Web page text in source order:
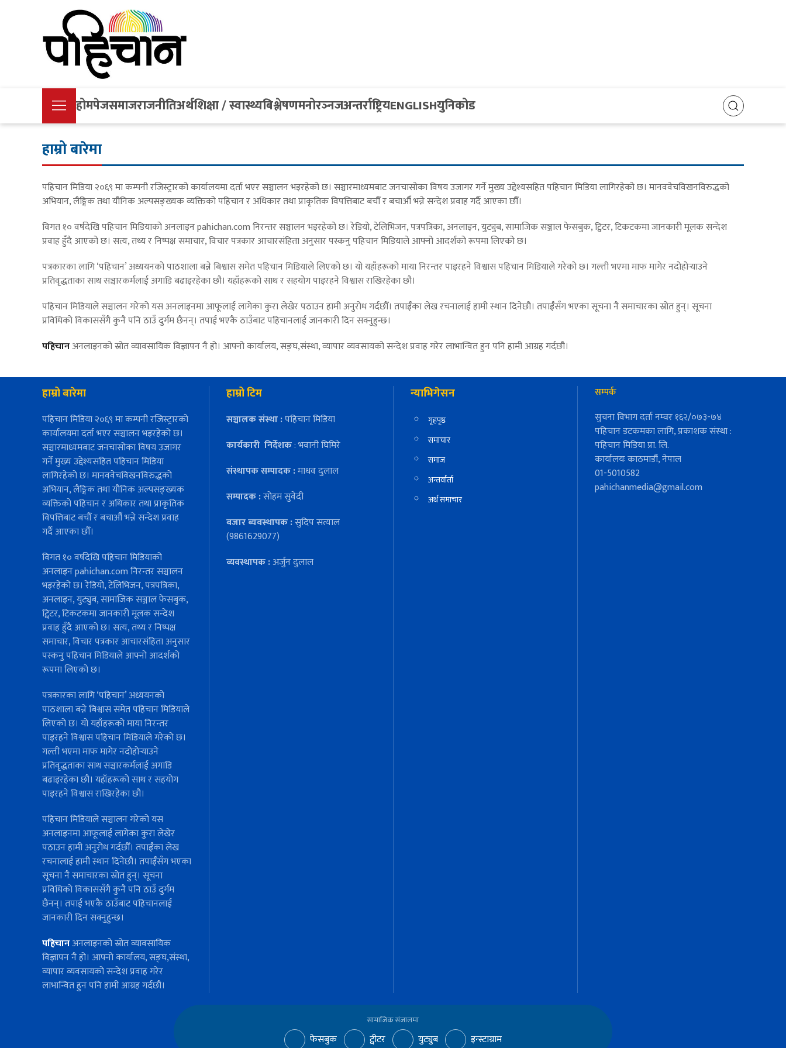
होमपेजसमाजराजनीतिअर्थशिक्षा / स्वास्थ्यबिश्लेषणमनोरञ्नजअन्तर्राष्ट्रियENGLISHयुनिकोड
हाम्रो बारेमा
पहिचान मिडिया २०६९ मा कम्पनी रजिस्ट्रारको कार्यालयमा दर्ता भएर सञ्चालन भइरहेको छ। सञ्चारमाध्यमबाट जनचासोका विषय उजागर गर्ने मुख्य उद्देश्यसहित पहिचान मिडिया लागिरहेको छ। मानववेचविखनविरुद्धको
अभियान, लैङ्गिक तथा यौनिक अल्पसङ्ख्यक व्यक्तिको पहिचान र अधिकार तथा प्राकृतिक विपत्तिबाट बचौँ र बचाऔँ भन्ने सन्देश प्रवाह गर्दै आएका छौँ।
विगत १० वर्षदेखि पहिचान मिडियाको अनलाइन pahichan.com निरन्तर सञ्चालन भइरहेको छ। रेडियो, टेलिभिजन, पत्रपत्रिका, अनलाइन, युट्युब, सामाजिक सञ्जाल फेसबुक, ट्विटर, टिकटकमा जानकारी मूलक सन्देश
प्रवाह हुँदै आएको छ। सत्य, तथ्य र निष्पक्ष समाचार, विचार पत्रकार आचारसंहिता अनुसार पस्कनु पहिचान मिडियाले आफ्नो आदर्शको रूपमा लिएको छ।
पत्रकारका लागि ‘पहिचान’ अध्ययनको पाठशाला बन्ने बिश्वास समेत पहिचान मिडियाले लिएको छ। यो यहाँहरूको माया निरन्तर पाइरहने विश्वास पहिचान मिडियाले गरेको छ। गल्ती भएमा माफ मागेर नदोहोर्‍याउने
प्रतिवृद्धताका साथ सञ्चारकर्मलाई अगाडि बढाइरहेका छौ। यहाँहरूको साथ र सहयोग पाइरहने विश्वास राखिरहेका छौ।
पहिचान मिडियाले सञ्चालन गरेको यस अनलाइनमा आफूलाई लागेका कुरा लेखेर पठाउन हामी अनुरोध गर्दछौँ। तपाईँका लेख रचनालाई हामी स्थान दिनेछौ। तपाईँसँग भएका सूचना नै समाचारका स्रोत हुन्। सूचना
प्रविधिको विकाससँगै कुनै पनि ठाउँ दुर्गम छैनन्। तपाई भएकै ठाउँबाट पहिचानलाई जानकारी दिन सक्नुहुन्छ।
पहिचानअनलाइनको स्रोत व्यावसायिक विज्ञापन नै हो। आफ्नो कार्यालय, सङ्घ,संस्था, व्यापार व्यवसायको सन्देश प्रवाह गरेर लाभान्वित हुन पनि हामी आग्रह गर्दछौ।
हाम्रो बारेमा
पहिचान मिडिया २०६९ मा कम्पनी रजिस्ट्रारको
कार्यालयमा दर्ता भएर सञ्चालन भइरहेको छ।
सञ्चारमाध्यमबाट जनचासोका विषय उजागर
गर्ने मुख्य उद्देश्यसहित पहिचान मिडिया
लागिरहेको छ। मानववेचविखनविरुद्धको
अभियान, लैङ्गिक तथा यौनिक अल्पसङ्ख्यक
व्यक्तिको पहिचान र अधिकार तथा प्राकृतिक
विपत्तिबाट बचौँ र बचाऔँ भन्ने सन्देश प्रवाह
गर्दै आएका छौँ।
विगत १० वर्षदेखि पहिचान मिडियाको
अनलाइन pahichan.com निरन्तर सञ्चालन
भइरहेको छ। रेडियो, टेलिभिजन, पत्रपत्रिका,
अनलाइन, युट्युब, सामाजिक सञ्जाल फेसबुक,
ट्विटर, टिकटकमा जानकारी मूलक सन्देश
प्रवाह हुँदै आएको छ। सत्य, तथ्य र निष्पक्ष
समाचार, विचार पत्रकार आचारसंहिता अनुसार
पस्कनु पहिचान मिडियाले आफ्नो आदर्शको
रूपमा लिएको छ।
पत्रकारका लागि ‘पहिचान’ अध्ययनको
पाठशाला बन्ने बिश्वास समेत पहिचान मिडियाले
लिएको छ। यो यहाँहरूको माया निरन्तर
पाइरहने विश्वास पहिचान मिडियाले गरेको छ।
गल्ती भएमा माफ मागेर नदोहोर्‍याउने
प्रतिवृद्धताका साथ सञ्चारकर्मलाई अगाडि
बढाइरहेका छौ। यहाँहरूको साथ र सहयोग
पाइरहने विश्वास राखिरहेका छौ।
पहिचान मिडियाले सञ्चालन गरेको यस
अनलाइनमा आफूलाई लागेका कुरा लेखेर
पठाउन हामी अनुरोध गर्दछौँ। तपाईँका लेख
रचनालाई हामी स्थान दिनेछौ। तपाईँसँग भएका
सूचना नै समाचारका स्रोत हुन्। सूचना
प्रविधिको विकाससँगै कुनै पनि ठाउँ दुर्गम
छैनन्। तपाई भएकै ठाउँबाट पहिचानलाई
जानकारी दिन सक्नुहुन्छ।
पहिचानअनलाइनको स्रोत व्यावसायिक
विज्ञापन नै हो। आफ्नो कार्यालय, सङ्घ,संस्था,
व्यापार व्यवसायको सन्देश प्रवाह गरेर
लाभान्वित हुन पनि हामी आग्रह गर्दछौ।
हाम्रो टिम
सञ्चालक संस्था :पहिचान मिडिया
कार्यकारी निर्देशक: भवानी घिमिरे
संस्थापक सम्पादक :माधव दुलाल
सम्पादक :सोहम सुवेदी
बजार ब्यवस्थापक :सुदिप सत्याल
(9861629077)
व्यवस्थापक :अर्जुन दुलाल
न्याभिगेसन
गृहपृष्ठ
समाचार
समाज
अन्तर्वार्ता
अर्थ समाचार
सम्पर्क
सुचना विभाग दर्ता नम्वर १६२/०७३-७४
पहिचान डटकमका लागि, प्रकाशक संस्था :
पहिचान मिडिया प्रा. लि.
कार्यालयः काठमाडौं, नेपाल
01-5010582
pahichanmedia@gmail.com
सामाजिक संजालमा
फेसबुक ट्वीटर युट्युब इन्स्टाग्राम